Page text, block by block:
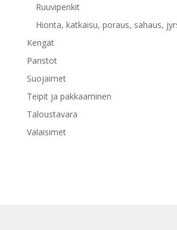
Ruuvipenkit
Hionta, katkaisu, poraus, sahaus,
Kengät
Paristot
Suojaimet
Teipit ja pakkaaminen
Taloustavara
Valaisimet